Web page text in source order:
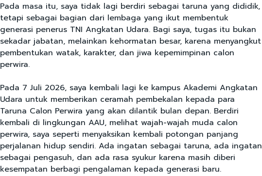
Pada masa itu, saya tidak lagi berdiri sebagai taruna yang dididik,
tetapi sebagai bagian dari lembaga yang ikut membentuk
generasi penerus TNI Angkatan Udara. Bagi saya, tugas itu bukan
sekadar jabatan, melainkan kehormatan besar, karena menyangkut
pembentukan watak, karakter, dan jiwa kepemimpinan calon
perwira.
Pada 7 Juli 2026, saya kembali lagi ke kampus Akademi Angkatan
Udara untuk memberikan ceramah pembekalan kepada para
Taruna Calon Perwira yang akan dilantik bulan depan. Berdiri
kembali di lingkungan AAU, melihat wajah-wajah muda calon
perwira, saya seperti menyaksikan kembali potongan panjang
perjalanan hidup sendiri. Ada ingatan sebagai taruna, ada ingatan
sebagai pengasuh, dan ada rasa syukur karena masih diberi
kesempatan berbagi pengalaman kepada generasi baru.